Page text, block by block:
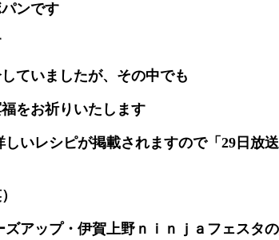
ンです
ていましたが、その中でも
をお祈りいたします
いレシピが掲載されますので「29日放
アップ・伊賀上野ｎｉｎｊａフェスタ